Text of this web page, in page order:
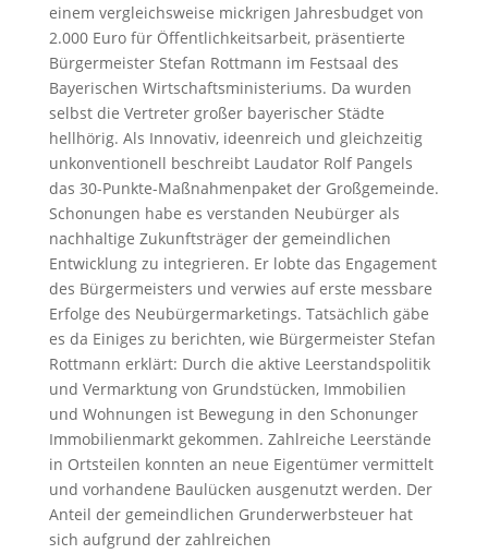
einem vergleichsweise mickrigen Jahresbudget von
2.000 Euro für Öffentlichkeitsarbeit, präsentierte
Bürgermeister Stefan Rottmann im Festsaal des
Bayerischen Wirtschaftsministeriums. Da wurden
selbst die Vertreter großer bayerischer Städte
hellhörig. Als Innovativ, ideenreich und gleichzeitig
unkonventionell beschreibt Laudator Rolf Pangels
das 30-Punkte-Maßnahmenpaket der Großgemeinde.
Schonungen habe es verstanden Neubürger als
nachhaltige Zukunftsträger der gemeindlichen
Entwicklung zu integrieren. Er lobte das Engagement
des Bürgermeisters und verwies auf erste messbare
Erfolge des Neubürgermarketings. Tatsächlich gäbe
es da Einiges zu berichten, wie Bürgermeister Stefan
Rottmann erklärt: Durch die aktive Leerstandspolitik
und Vermarktung von Grundstücken, Immobilien
und Wohnungen ist Bewegung in den Schonunger
Immobilienmarkt gekommen. Zahlreiche Leerstände
in Ortsteilen konnten an neue Eigentümer vermittelt
und vorhandene Baulücken ausgenutzt werden. Der
Anteil der gemeindlichen Grunderwerbsteuer hat
sich aufgrund der zahlreichen